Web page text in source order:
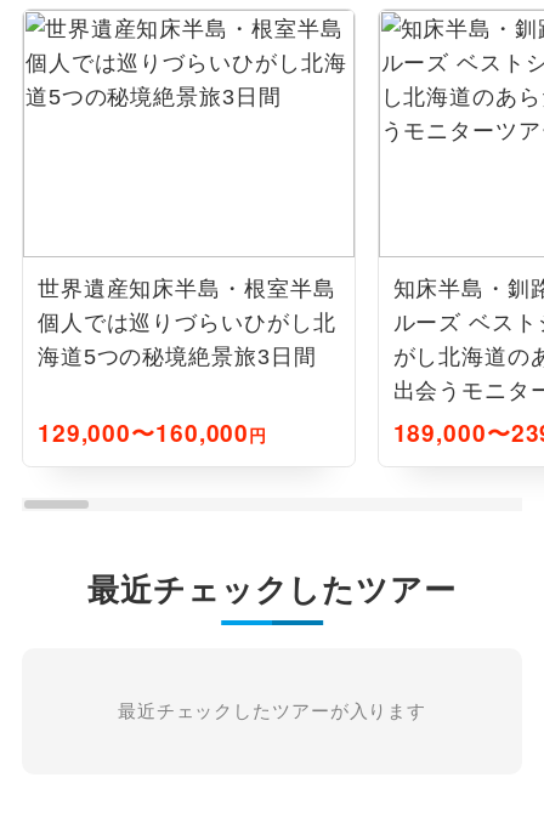
世界遺産知床半島・根室半島
個人では巡りづらいひがし北
海道5つの秘境絶景旅3日間
129,000〜160,000円
知床半島・釧
ルーズ ベス
がし北海道の
出会うモニタ
189,000〜
最近チェックしたツアー
最近チェックしたツアーが入ります